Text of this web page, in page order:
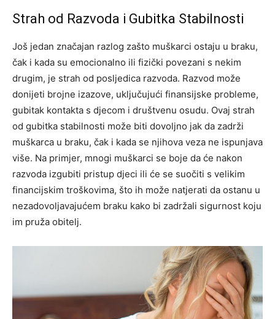
Strah od Razvoda i Gubitka Stabilnosti
Još jedan značajan razlog zašto muškarci ostaju u braku,
čak i kada su emocionalno ili fizički povezani s nekim
drugim, je strah od posljedica razvoda. Razvod može
donijeti brojne izazove, uključujući finansijske probleme,
gubitak kontakta s djecom i društvenu osudu. Ovaj strah
od gubitka stabilnosti može biti dovoljno jak da zadrži
muškarca u braku, čak i kada se njihova veza ne ispunjava
više. Na primjer, mnogi muškarci se boje da će nakon
razvoda izgubiti pristup djeci ili će se suočiti s velikim
financijskim troškovima, što ih može natjerati da ostanu u
nezadovoljavajućem braku kako bi zadržali sigurnost koju
im pruža obitelj.